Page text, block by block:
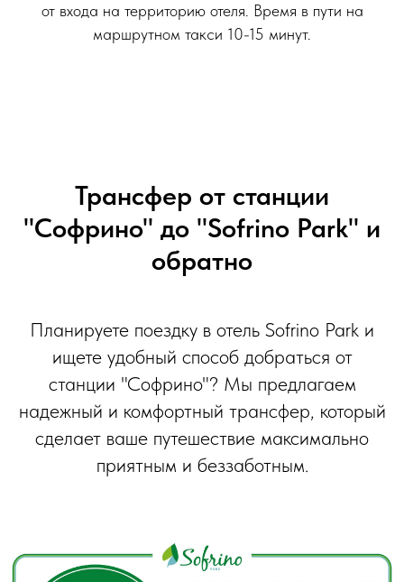
от входа на территорию отеля. Время в пути на
маршрутном такси 10-15 минут.
Трансфер от станции
"Софрино" до "Sofrino Park" и
обратно
Планируете поездку в отель Sofrino Park и
ищете удобный способ добраться от
станции "Софрино"? Мы предлагаем
надежный и комфортный трансфер, который
сделает ваше путешествие максимально
приятным и беззаботным.